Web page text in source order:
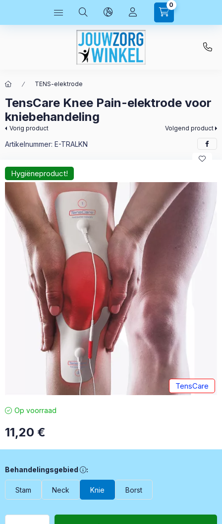
0
TENS-elektrode
TensCare Knee Pain-elektrode voor
kniebehandeling
Vorig product Volgend product
Artikelnummer: E-TRALKN
Hygiëneproduct!
TensCare
Op voorraad
11,20 €
Behandelingsgebied, Sommige elektroden zijn ontworpen
Behandelingsgebied :
Stam Neck Knie Borst